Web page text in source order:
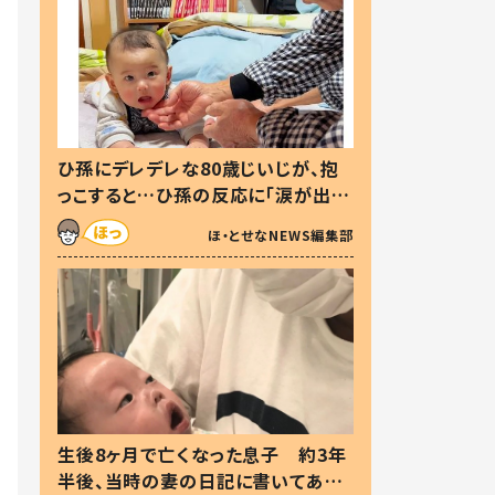
ひ孫にデレデレな80歳じいじが、抱
っこすると…ひ孫の反応に「涙が出ま
した」「可愛くて仕方ない」
ほ・とせなNEWS編集部
生後8ヶ月で亡くなった息子 約3年
半後、当時の妻の日記に書いてあっ